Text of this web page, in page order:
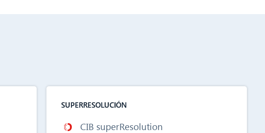
SUPERRESOLUCIÓN
CIB superResolution